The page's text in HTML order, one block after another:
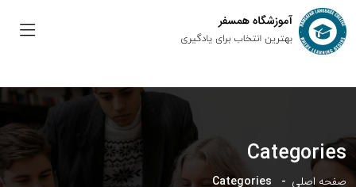
Categories
صفحه اصلی Categories